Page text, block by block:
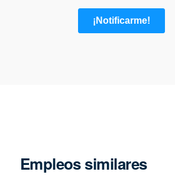
Empleos similares